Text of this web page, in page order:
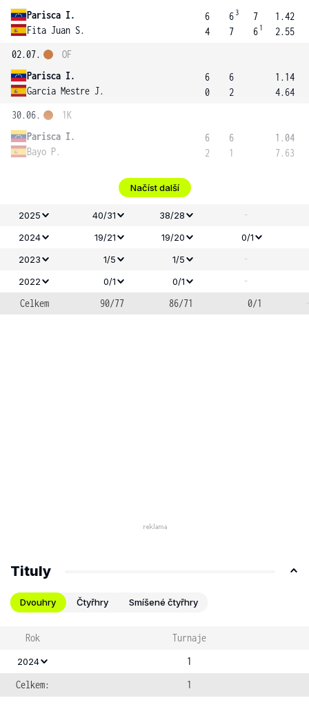
Parisca I.
Fita Juan S.
6
4
6 3
7
7
6 1
1.42
2.55
02.07.
Parisca I.
Garcia Mestre J.
OF
6
0
6
2
1.14
4.64
30.06.
Parisca I.
Bayo P.
1K
6
2
6
1
1.04
7.63
Načíst další
2025 40/31 38/28 -
2024 19/21 19/20
0/1
2023
1/5 1/5 -
2022 0/1 0/1
-
Celkem
90/77 86/71 0/1
Tituly
Dvouhry Čtyřhry Smíšené čtyřhry
Rok Turnaje
2024
1
Celkem:
1